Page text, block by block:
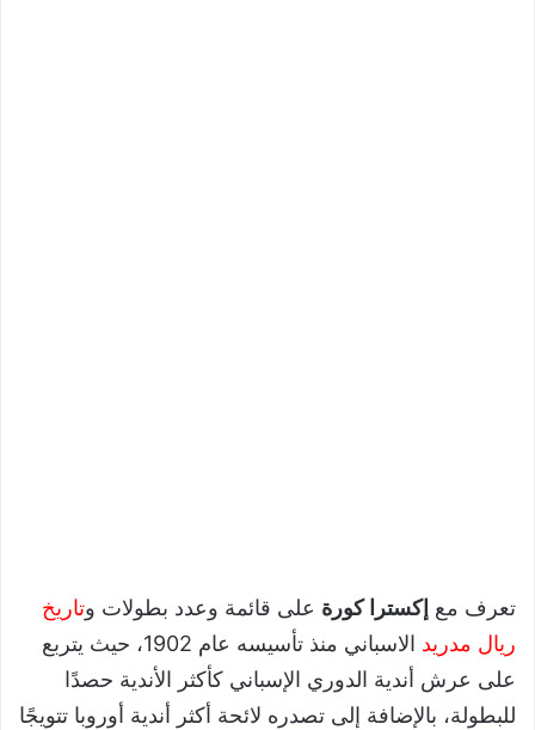
تعرف مع إكسترا كورة على قائمة وعدد بطولات وتاريخ
ريال مدريد
الاسباني منذ تأسيسه عام 1902، حيث يتربع
على عرش أندية الدوري الإسباني كأكثر الأندية حصدًا
للبطولة، بالإضافة إلى تصدره لائحة أكثر أندية أوروبا تتويجًا